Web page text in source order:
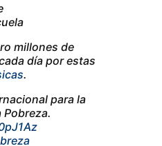
millones de
día por estas
.
para la
Pobreza.